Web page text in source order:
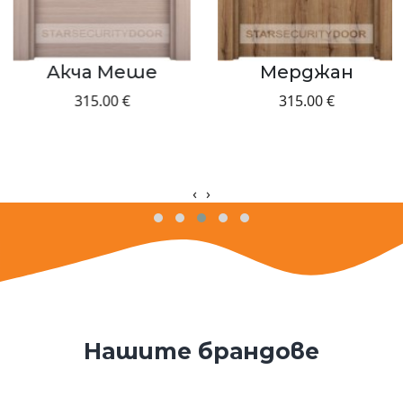
Акча Меше
315.00 €
Мерджан
315.00 €
‹ ›
Нашите брандове